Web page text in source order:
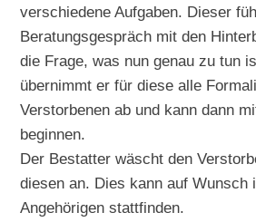
verschiedene Aufgaben. Dieser
Beratungsgespräch mit den
die Frage, was nun genau zu tun
übernimmt er für diese alle
Verstorbenen ab und kann dann
beginnen.
Der Bestatter wäscht den
diesen an. Dies kann auf Wunsch
Angehörigen stattfinden.